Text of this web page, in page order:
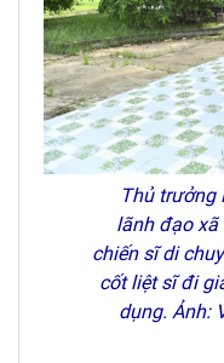
Thủ trưởng
lãnh đạo xã
chiến sĩ di
cốt liệt sĩ đi
dụng. Ảnh: